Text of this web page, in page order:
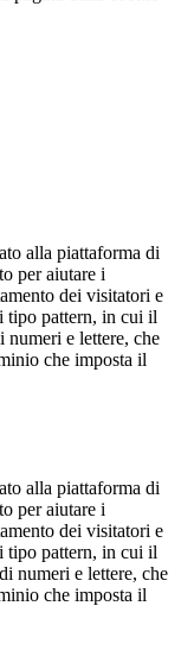
alla piattaforma di
per aiutare i
dei visitatori e
tipo pattern, in cui il
numeri e lettere, che
che imposta il
alla piattaforma di
per aiutare i
dei visitatori e
tipo pattern, in cui il
numeri e lettere, che
che imposta il